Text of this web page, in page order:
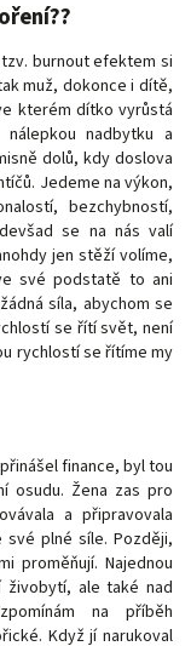
burnout efektem si
muž, dokonce i dítě,
kterém dítko vyrůstá
nadbytku a
dolů, kdy doslova
Jedeme na výkon,
bezchybností,
se na nás valí
jen stěží volíme,
své podstatě to ani
síla, abychom se
se řítí svět, není
rychlostí se řítíme my
finance, byl tou
osudu. Žena zas pro
a připravovala
plné síle. Později,
proměňují. Najednou
ale také nad
na příběh
Když jí narukoval